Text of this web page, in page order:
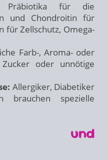
Präbiotika für die
und Chondroitin für
für Zellschutz, Omega-
Farb-, Aroma- oder
Zucker oder unnötige
Allergiker, Diabetiker
brauchen spezielle
und